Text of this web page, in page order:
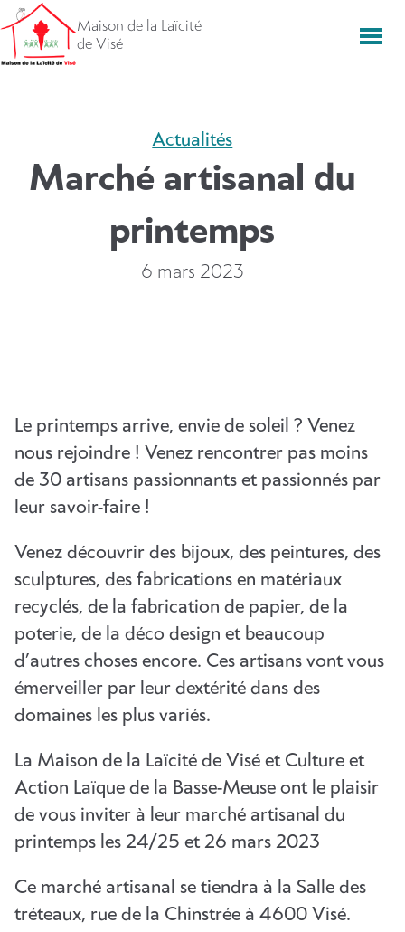
Aller
directement
vers
Maison de la Laïcité
de Visé
Actualités
Marché artisanal du
printemps
6 mars 2023
Le printemps arrive, envie de soleil ? Venez
nous rejoindre ! Venez rencontrer pas moins
de 30 artisans passionnants et passionnés par
leur savoir-faire !
Venez découvrir des bijoux, des peintures, des
sculptures, des fabrications en matériaux
recyclés, de la fabrication de papier, de la
poterie, de la déco design et beaucoup
d’autres choses encore. Ces artisans vont vous
émerveiller par leur dextérité dans des
domaines les plus variés.
La Maison de la Laïcité de Visé et Culture et
Action Laïque de la Basse-Meuse ont le plaisir
de vous inviter à leur marché artisanal du
printemps les 24/25 et 26 mars 2023
Ce marché artisanal se tiendra à la Salle des
tréteaux, rue de la Chinstrée à 4600 Visé.